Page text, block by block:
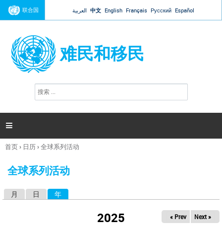
Jump to navigation
联合国 العربية 中文 English Français Русский Español
难民和移民
搜
索

你
这
首页› 日历›全球系列活动
全球系列活动
月 日 年
2025 « Prev Next »